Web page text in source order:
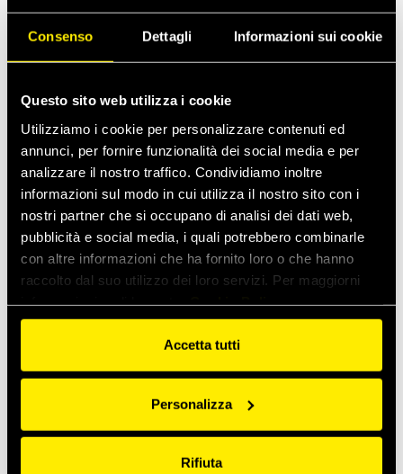
Consenso Dettagli Informazioni sui cookie
Questo sito web utilizza i cookie
Utilizziamo i cookie per personalizzare contenuti ed
annunci, per fornire funzionalità dei social media e per
analizzare il nostro traffico. Condividiamo inoltre
informazioni sul modo in cui utilizza il nostro sito con i
nostri partner che si occupano di analisi dei dati web,
pubblicità e social media, i quali potrebbero combinarle
con altre informazioni che ha fornito loro o che hanno
raccolto dal suo utilizzo dei loro servizi. Per maggiorni
Accetta tutti
Personalizza
Rifiuta
RFL
refrigerazione e condizionamento.